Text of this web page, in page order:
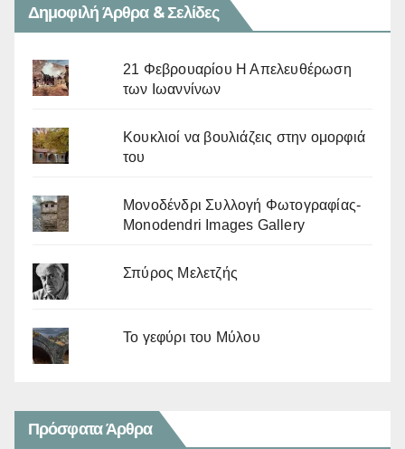
Δημοφιλή Άρθρα & Σελίδες
21 Φεβρουαρίου Η Απελευθέρωση
των Ιωαννίνων
Κουκλιοί να βουλιάζεις στην ομορφιά
του
Μονοδένδρι Συλλογή Φωτογραφίας-
Monodendri Images Gallery
Σπύρος Μελετζής
Το γεφύρι του Μύλου
Πρόσφατα Άρθρα